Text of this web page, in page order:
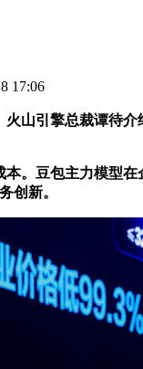
17:06
引擎总裁谭待
豆包主力模型在
创新。